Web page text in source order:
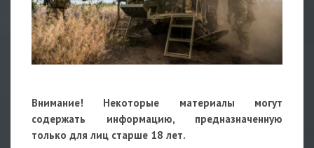
Внимание! Некоторые материалы могут
содержать информацию, предназначенную
только для лиц старше 18 лет.